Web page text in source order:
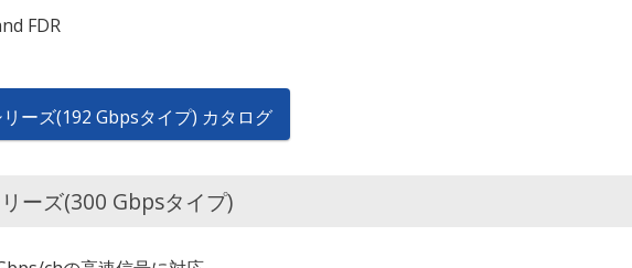
FDR
リーズ(192 Gbpsタイプ) カタログ
ーズ(300 Gbpsタイプ)